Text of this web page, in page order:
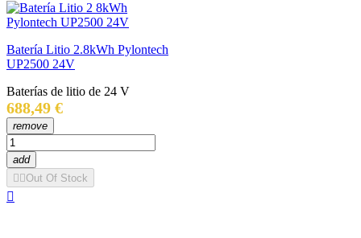
Batería Litio 2.8kWh Pylontech
UP2500 24V
Baterías de litio de 24 V
688,49 €Precio
remove
add
Out Of Stock
